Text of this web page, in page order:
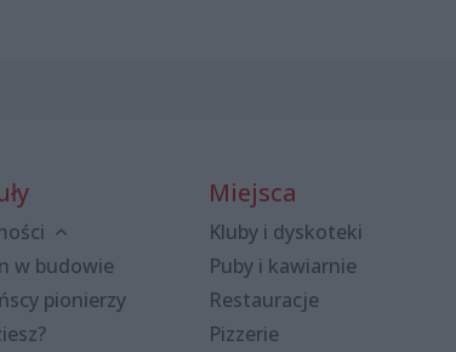
w budowie
pionierzy
Miejsca
Kluby i dyskoteki
Puby i kawiarnie
Restauracje
Pizzerie